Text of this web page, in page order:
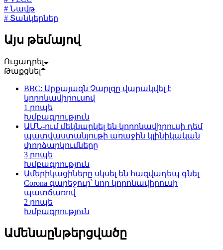
# Նավթ
# Տանկերներ
Այս թեմայով
Ուցադրել
Թաքցնել
BBC: Արքայազն Չարլզը վարակվել է
կորոնավիրուսով
1 րոպե
Խմբագրություն
ԱՄՆ-ում մեկնարկել են կորոնավիրուսի դեմ
պատվաստանյութի առաջին կլինիկական
փորձարկումները
3 րոպե
Խմբագրություն
Ամերիկացիները սկսել են հազվադեպ գնել
Corona գարեջուր՝ նոր կորոնավիրուսի
պատճառով
2 րոպե
Խմբագրություն
Ամենաընթերցվածը